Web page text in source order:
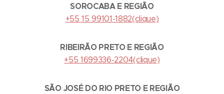
SOROCABA E REGIÃO
+55 15 99101-1882(clique)
RIBEIRÃO PRETO E REGIÃO
+55 1699336-2204(clique)
SÃO JOSÉ DO RIO PRETO E REGIÃO